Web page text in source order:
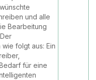
und alle
Bearbeitung
folgt aus: Ein
für eine